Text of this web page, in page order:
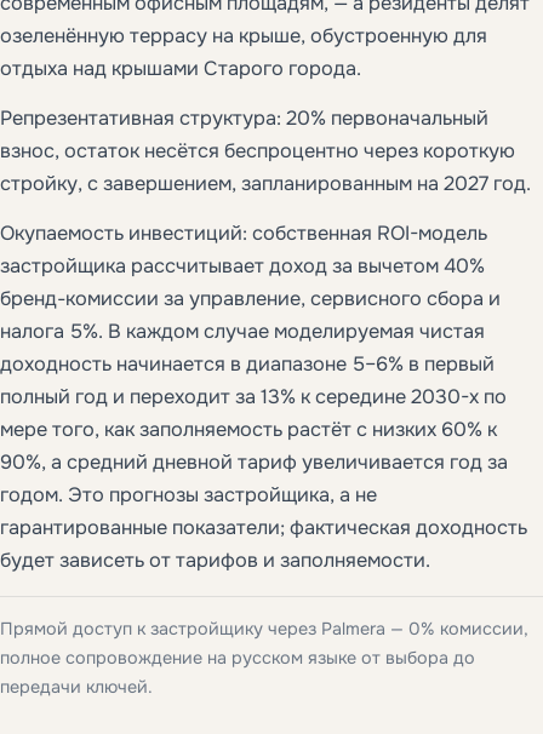
озеленённую террасу на крыше, обустроенную для
отдыха над крышами Старого города.
Репрезентативная структура: 20% первоначальный
взнос, остаток несётся беспроцентно через короткую
стройку, с завершением, запланированным на 2027 год.
Окупаемость инвестиций: собственная ROI-модель
застройщика рассчитывает доход за вычетом 40%
бренд-комиссии за управление, сервисного сбора и
налога 5%. В каждом случае моделируемая чистая
доходность начинается в диапазоне 5–6% в первый
полный год и переходит за 13% к середине 2030-х по
мере того, как заполняемость растёт с низких 60% к
90%, а средний дневной тариф увеличивается год за
годом. Это прогнозы застройщика, а не
гарантированные показатели; фактическая доходность
будет зависеть от тарифов и заполняемости.
Прямой доступ к застройщику через Palmera — 0% комиссии,
полное сопровождение на русском языке от выбора до
передачи ключей.